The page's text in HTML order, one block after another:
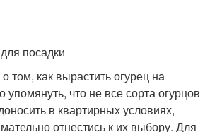
посадки
том, как вырастить огурец на
упомянуть, что не все сорта огурцов
в квартирных условиях,
отнестись к их выбору. Для